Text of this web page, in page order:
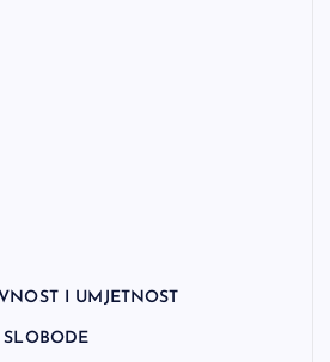
I UMJETNOST
SLOBODE